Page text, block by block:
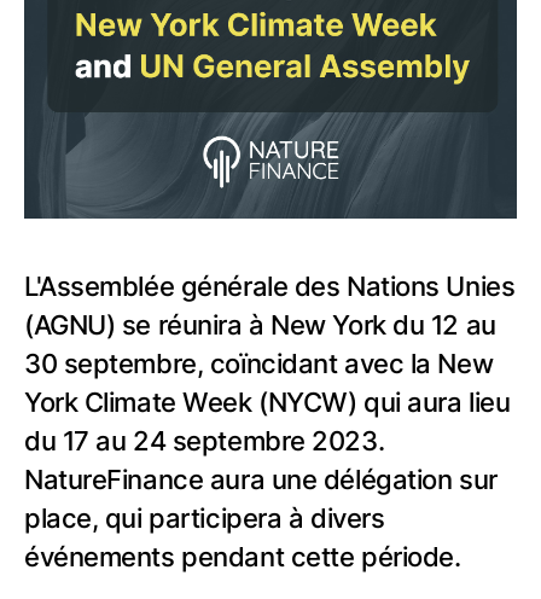
L'Assemblée générale des Nations Unies
(AGNU) se réunira à New York du 12 au
30 septembre, coïncidant avec la New
York Climate Week (NYCW) qui aura lieu
du 17 au 24 septembre 2023.
NatureFinance aura une délégation sur
place, qui participera à divers
événements pendant cette période.